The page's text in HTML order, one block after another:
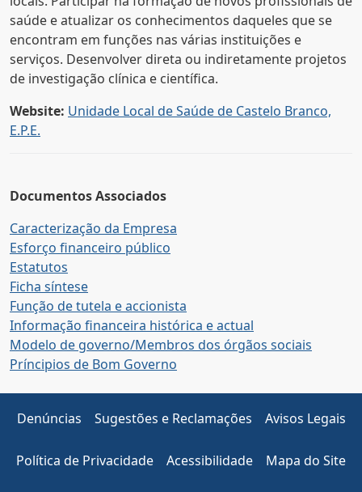
saúde e atualizar os conhecimentos daqueles que se
encontram em funções nas várias instituições e
serviços. Desenvolver direta ou indiretamente projetos
de investigação clínica e científica.
Website: Unidade Local de Saúde de Castelo Branco,
E.P.E.
Documentos Associados
Caracterização da Empresa
Esforço financeiro público
Estatutos
Ficha síntese
Função de tutela e accionista
Informação financeira histórica e actual
Modelo de governo/Membros dos órgãos sociais
Príncipios de Bom Governo
Denúncias Sugestões e Reclamações Avisos Legais
Política de Privacidade Acessibilidade Mapa do Site